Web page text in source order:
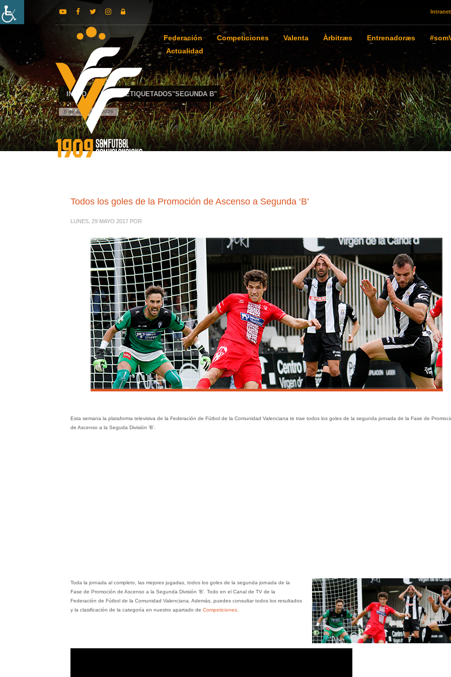
Intranet
Federación Competiciones Valenta Àrbitræs Entrenadoræs
Actualidad
INICIO POSTS ETIQUETADOS"SEGUNDA B"
6 de agosto de 2026
Todos los goles de la Promoción de Ascenso a Segunda ‘B’
LUNES, 29 MAYO 2017 POR
Esta semana la plataforma televisiva de la Federación de Fútbol de la Comunidad Valenciana te trae todos los goles de la segunda jornada de la Fase de
de Ascenso a la Seguda División ‘B’.
Toda la jornada al completo, las mejores jugadas, todos los goles de la segunda jornada de la
Fase de Promoción de Ascenso a la Segunda División ‘B’. Todo en el Canal de TV de la
Federación de Fútbol de la Comunidad Valenciana. Además, puedes consultar todos los resultados
y la clasificación de la categoría en nuestro apartado de Competiciones.